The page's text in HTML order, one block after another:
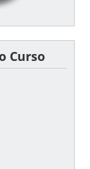
Curso